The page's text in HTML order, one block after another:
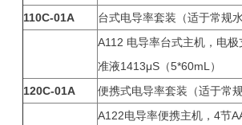
110C-01A
台式电导率套装（适于常规水
A112 电导率台式主机，电
准液1413μS（5*60mL）
120C-01A
便携式电导率套装（适于常
A122电导率便携主机，4节